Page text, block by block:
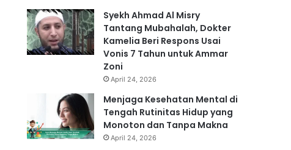
Syekh Ahmad Al Misry
Tantang Mubahalah, Dokter
Kamelia Beri Respons Usai
Vonis 7 Tahun untuk Ammar
Zoni
April 24, 2026
Menjaga Kesehatan Mental di
Tengah Rutinitas Hidup yang
Monoton dan Tanpa Makna
April 24, 2026